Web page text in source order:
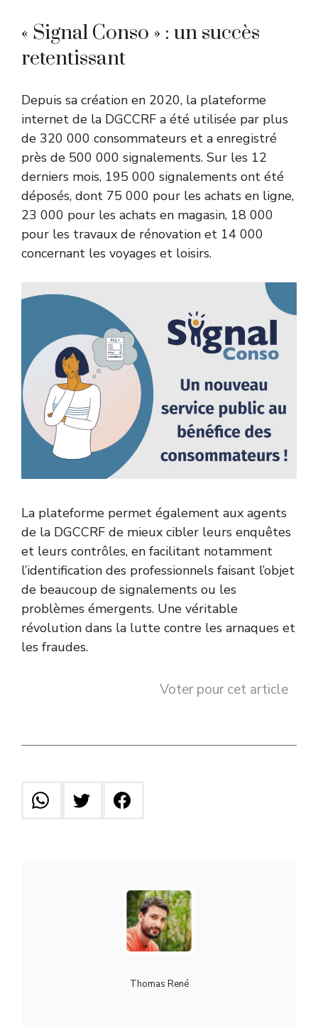
« Signal Conso » : un succès
retentissant
Depuis sa création en 2020, la plateforme
internet de la DGCCRF a été utilisée par plus
de 320 000 consommateurs et a enregistré
près de 500 000 signalements. Sur les 12
derniers mois, 195 000 signalements ont été
déposés, dont 75 000 pour les achats en ligne,
23 000 pour les achats en magasin, 18 000
pour les travaux de rénovation et 14 000
concernant les voyages et loisirs.
La plateforme permet également aux agents
de la DGCCRF de mieux cibler leurs enquêtes
et leurs contrôles, en facilitant notamment
l’identification des professionnels faisant l’objet
de beaucoup de signalements ou les
problèmes émergents. Une véritable
révolution dans la lutte contre les arnaques et
les fraudes.
Voter pour cet article
Thomas René